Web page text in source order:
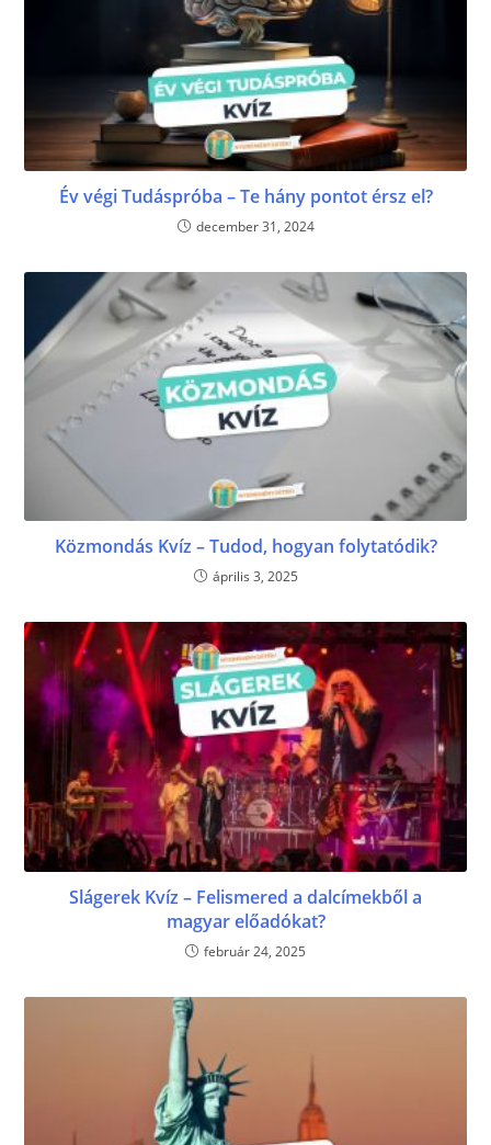
Év végi Tudáspróba – Te hány pontot érsz el?
december 31, 2024
Közmondás Kvíz – Tudod, hogyan folytatódik?
április 3, 2025
Slágerek Kvíz – Felismered a dalcímekből a
magyar előadókat?
február 24, 2025